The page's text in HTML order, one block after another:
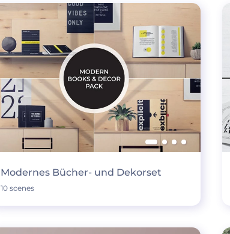
Modernes Bücher- und Dekorset
10 scenes